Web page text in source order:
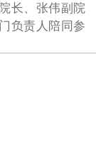
长、张伟副院
负责人陪同参